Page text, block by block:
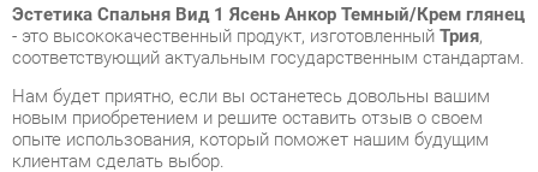
новым приобретением и решите оставить отзыв о своем
опыте использования, который поможет нашим будущим
клиентам сделать выбор.
В дополнение к нашей формеобратной связи, мы
предоставляем дополнительные консультации, фотографии и
видеообзоры продукции по электронной почте, по телефону в
Екатеринбурге или через мессенджеры Skype, Telegram и